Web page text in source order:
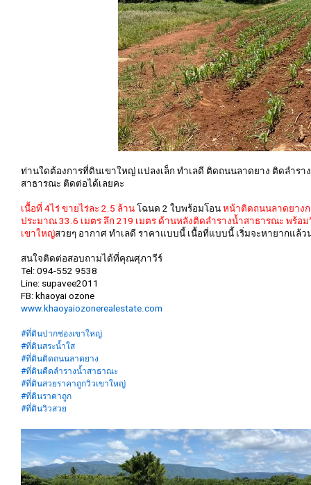
ท่านใดต้องการที่ดินเขาใหญ่ แปลงเล็ก ทำเลดี ติดถนนลาดยาง ติดลำรา
สาธารณะ ติดต่อได้เลยคะ
เนื้อที่ 4ไร่ ขายไร่ละ 2.5 ล้าน โฉนด 2 ใบพร้อมโอน หน้าติดถนนลาดยางก
ประมาณ 33.6 เมตร ลึก 219 เมตร ด้านหลังติดลำรางน้ำสาธารณะ พร้อม
เขาใหญ่สวยๆ อากาศ ทำเลดี ราคาแบบนี้ เนื้อที่แบบนี้ เริ่มจะหายากแล้ว
สนใจติดต่อสอบถามได้ที่คุณศุภาวีร์
Tel: 094-552 9538
Line: supavee2011
FB: khaoyai ozone
www.khaoyaiozonerealestate.com
#ที่ดินปากช่องเขาใหญ่
#ที่ดินสระน้ำใส
#ที่ดินติดถนนลาดยาง
#ที่ดินคืดลำรางน้ำสาธาณะ
#ที่ดินสวยราคาถูกวิวเขาใหญ่
#ที่ดินราคาถูก
#ที่ดินวิวสวย